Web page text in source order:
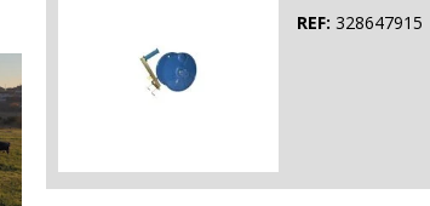
REF: 328647915